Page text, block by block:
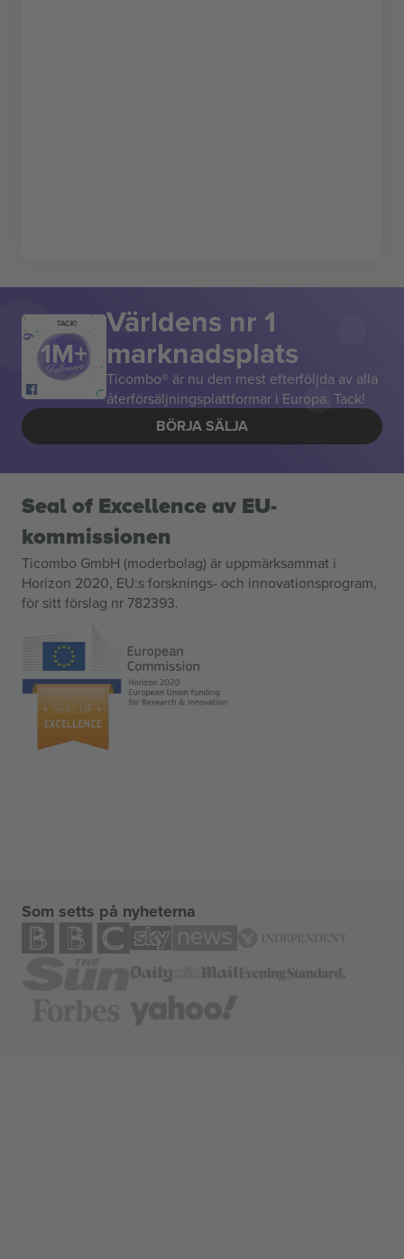
TACK! Världens nr 1
marknadsplats
Ticombo® är nu den mest efterföljda av alla
återförsäljningsplattformar i Europa. Tack!
BÖRJA SÄLJA
Seal of Excellence av EU-
kommissionen
Ticombo GmbH (moderbolag) är uppmärksammat i
Horizon 2020, EU:s forsknings- och innovationsprogram,
för sitt förslag nr 782393.
Som setts på nyheterna